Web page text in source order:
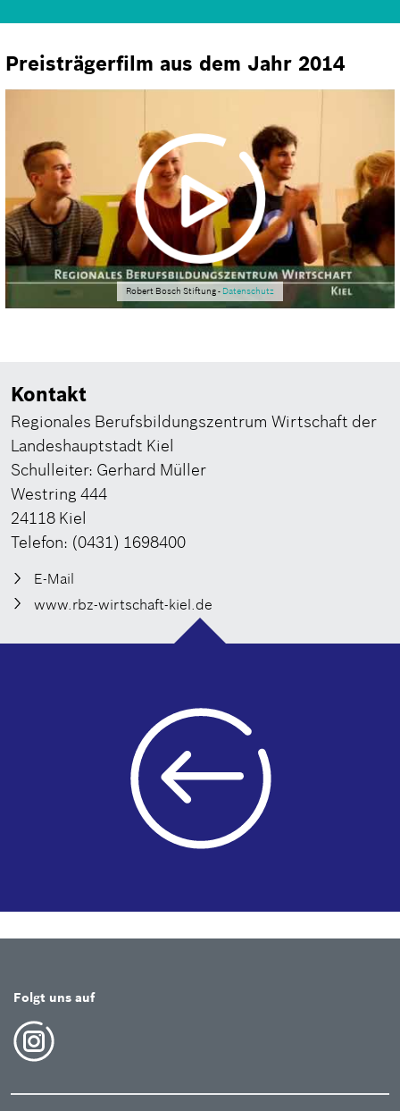
Preisträgerfilm aus dem Jahr 2014
Robert Bosch Stiftung - Datenschutz
Kontakt
Regionales Berufsbildungszentrum Wirtschaft der
Landeshauptstadt Kiel
Schulleiter: Gerhard Müller
Westring 444
24118 Kiel
Telefon: (0431) 1698400
E-Mail
www.rbz-wirtschaft-kiel.de
Folgt uns auf